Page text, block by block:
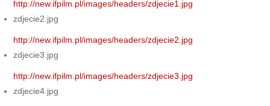
http://new.ifpilm.pl/images/headers/zdjecie1.jpg
zdjecie2.jpg
http://new.ifpilm.pl/images/headers/zdjecie2.jpg
zdjecie3.jpg
http://new.ifpilm.pl/images/headers/zdjecie3.jpg
zdjecie4.jpg